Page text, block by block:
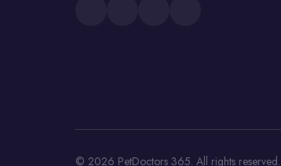
© 2026 PetDoctors 365. All rights reserved.